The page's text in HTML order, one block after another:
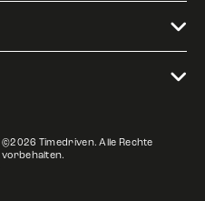
©2026 Timedriven. Alle Rechte
vorbehalten.